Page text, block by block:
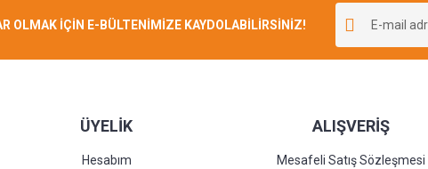
OLMAK İÇİN E-BÜLTENİMİZE KAYDOLABİLİRSİNİZ!
ÜYELİK
Hesabım
ALIŞVERİŞ
Mesafeli Satış Sözleşmesi